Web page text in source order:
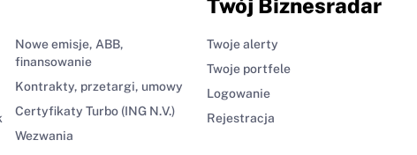
Nowe emisje, ABB,
finansowanie
Kontrakty, przetargi, umowy
Certyfikaty Turbo (ING N.V.)
Wezwania
Twój Biznesradar
Twoje alerty
Twoje portfele
Logowanie
Rejestracja